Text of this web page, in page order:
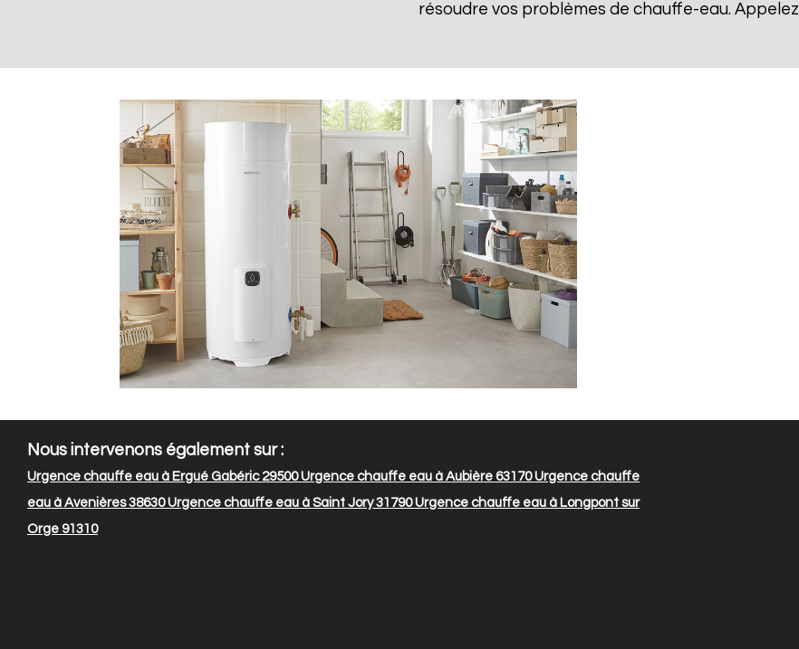
résoudre vos problèmes de chauffe-eau. Appelez
Nous intervenons également sur :
Urgence chauffe eau à Ergué Gabéric 29500Urgence chauffe eau à Aubière 63170Urgence chauffe
eau à Avenières 38630Urgence chauffe eau à Saint Jory 31790Urgence chauffe eau à Longpont sur
Orge 91310